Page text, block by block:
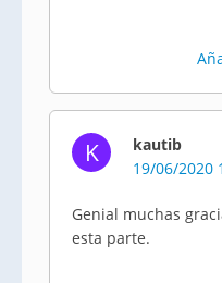
K
kautib
19/06/2020
Genial muchas
esta parte.